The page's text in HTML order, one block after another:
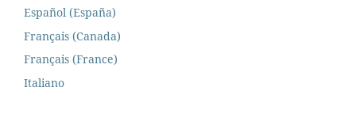
Español (España)
Français (Canada)
Français (France)
Italiano